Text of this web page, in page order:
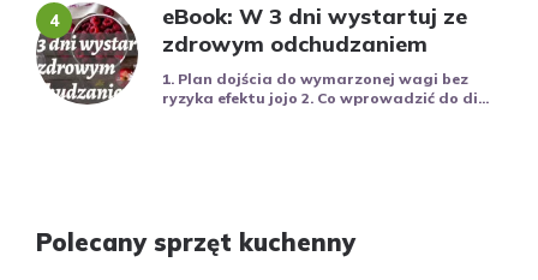
eBook: W 3 dni wystartuj ze
zdrowym odchudzaniem
1. Plan dojścia do wymarzonej wagi bez
ryzyka efektu jojo 2. Co wprowadzić do di...
Polecany sprzęt kuchenny